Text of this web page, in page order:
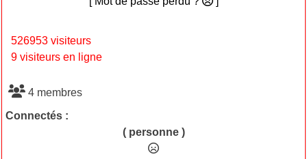
526953 visiteurs
9 visiteurs en ligne
4 membres
Connectés :
( personne )